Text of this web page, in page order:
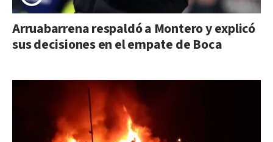
Arruabarrena respaldó a Montero y explicó
sus decisiones en el empate de Boca